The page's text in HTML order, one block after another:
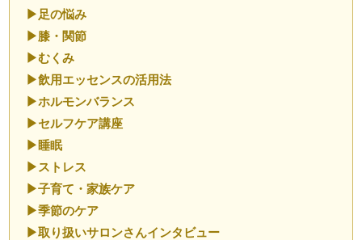
足の悩み
膝・関節
むくみ
飲用エッセンスの活用法
ホルモンバランス
セルフケア講座
睡眠
ストレス
子育て・家族ケア
季節のケア
取り扱いサロンさんインタビュー